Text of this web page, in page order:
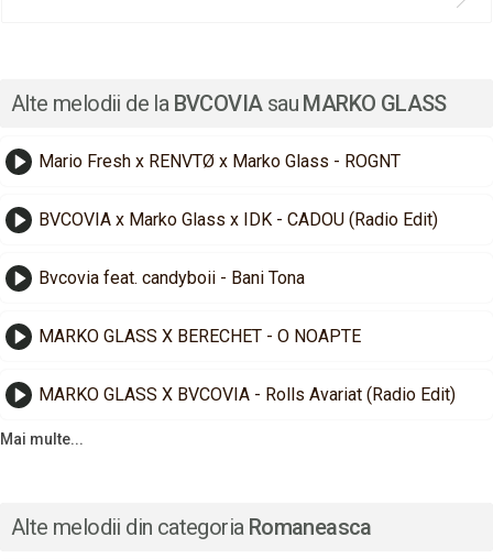
Alte melodii de la BVCOVIAsau MARKO GLASS
Mario Fresh x RENVTØ x Marko Glass - ROGNT
BVCOVIA x Marko Glass x IDK - CADOU (Radio Edit)
Bvcovia feat. candyboii - Bani Tona
MARKO GLASS X BERECHET - O NOAPTE
MARKO GLASS X BVCOVIA - Rolls Avariat (Radio Edit)
Mai multe...
Alte melodii din categoria Romaneasca